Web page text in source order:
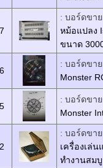
: บอร์ดขาย
หม้อแปลง
ขนาด
: บอร์ดขาย
Monster
: บอร์ดขาย
Monster
: บอร์ดขาย
เครื่องเล่น
ทำงานสม